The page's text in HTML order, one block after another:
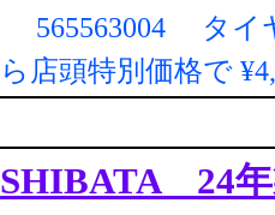
565563004 タイ
ら店頭特別価格で
SHIBATA 24